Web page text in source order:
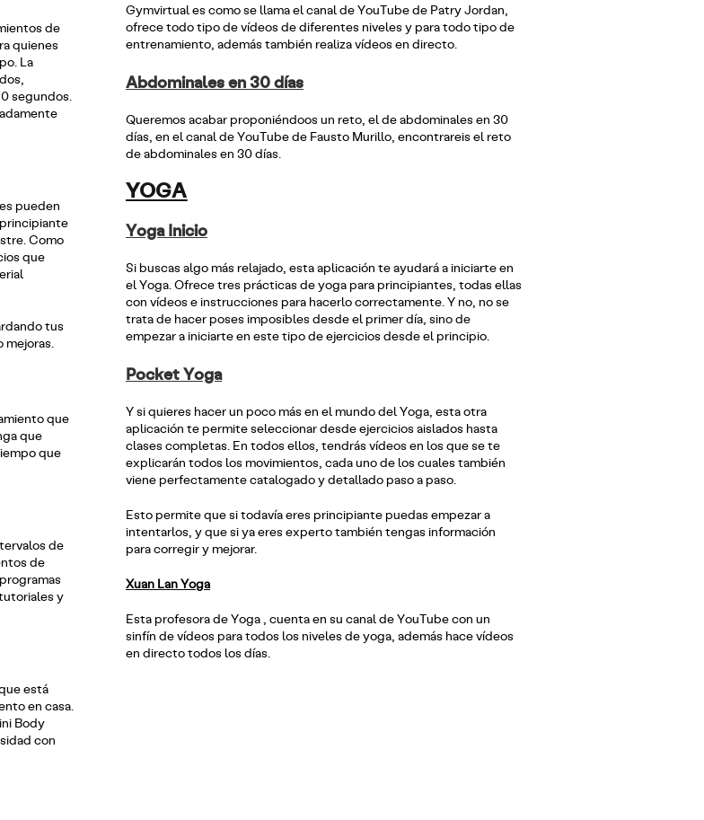
de
quienes
La
segundos.
pueden
Como
que
tus
mejoras.
que
que
que
de
de
y
está
en casa.
Body
con
Gymvirtual es como se llama el canal de YouTube de Patry Jordan,
ofrece todo tipo de vídeos de diferentes niveles y para todo tipo de
entrenamiento, además también realiza vídeos en directo.
Abdominales en 30 días
Queremos acabar proponiéndoos un reto, el de abdominales en 30
días, en el canal de YouTube de Fausto Murillo, encontrareis el reto
de abdominales en 30 días.
YOGA
Yoga Inicio
Si buscas algo más relajado, esta aplicación te ayudará a iniciarte en
el Yoga. Ofrece tres prácticas de yoga para principiantes, todas ellas
con vídeos e instrucciones para hacerlo correctamente. Y no, no se
trata de hacer poses imposibles desde el primer día, sino de
empezar a iniciarte en este tipo de ejercicios desde el principio.
Pocket Yoga
Y si quieres hacer un poco más en el mundo del Yoga, esta otra
aplicación te permite seleccionar desde ejercicios aislados hasta
clases completas. En todos ellos, tendrás vídeos en los que se te
explicarán todos los movimientos, cada uno de los cuales también
viene perfectamente catalogado y detallado paso a paso.
Esto permite que si todavía eres principiante puedas empezar a
intentarlos, y que si ya eres experto también tengas información
para corregir y mejorar.
Xuan Lan Yoga
Esta profesora de Yoga , cuenta en su canal de YouTube con un
sinfín de vídeos para todos los niveles de yoga, además hace vídeos
en directo todos los días.